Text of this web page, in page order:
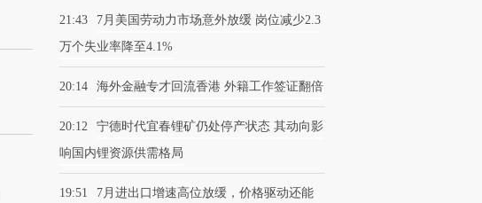
21:43
7月美国劳动力市场意外放缓 岗位减少2.3
万个失业率降至4.1%
20:14 海外金融专才回流香港 外籍工作签证翻倍
20:12
宁德时代宜春锂矿仍处停产状态 其动向影
响国内锂资源供需格局
19:51
7月进出口增速高位放缓，价格驱动还能